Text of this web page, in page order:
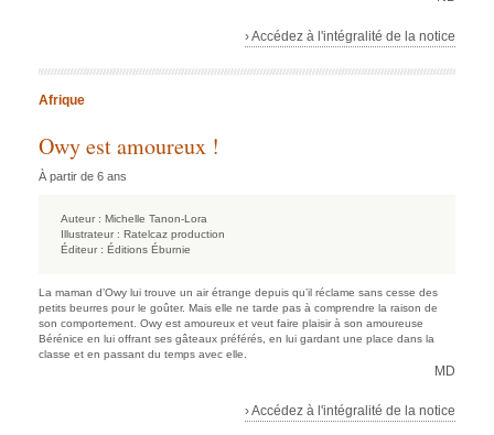
› Accédez à l'intégralité de la notice
Afrique
Owy est amoureux !
À partir de 6 ans
Auteur : Michelle Tanon-Lora
Illustrateur : Ratelcaz production
Éditeur : Éditions Éburnie
La maman d’Owy lui trouve un air étrange depuis qu’il réclame sans cesse des
petits beurres pour le goûter. Mais elle ne tarde pas à comprendre la raison de
son comportement. Owy est amoureux et veut faire plaisir à son amoureuse
Bérénice en lui offrant ses gâteaux préférés, en lui gardant une place dans la
classe et en passant du temps avec elle.
MD
› Accédez à l'intégralité de la notice